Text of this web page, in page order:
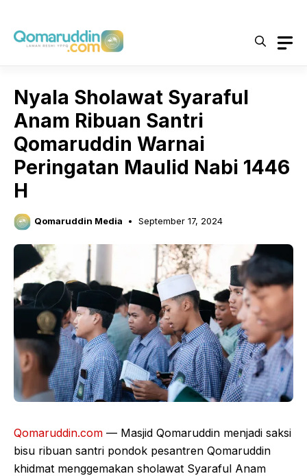
content
Nyala Sholawat Syaraful
Anam Ribuan Santri
Qomaruddin Warnai
Peringatan Maulid Nabi 1446
H
Qomaruddin Media September 17, 2024
Qomaruddin.com — Masjid Qomaruddin menjadi saksi
bisu ribuan santri pondok pesantren Qomaruddin
khidmat menggemakan sholawat Syaraful Anam